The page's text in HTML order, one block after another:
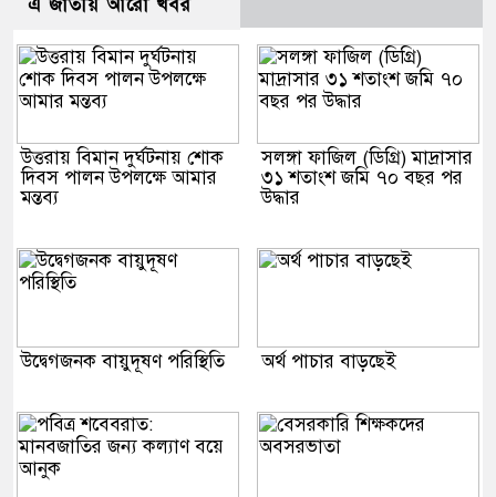
উত্তরায় বিমান দুর্ঘটনায় শোক
দিবস পালন উপলক্ষে আমার
মন্তব্য
সলঙ্গা ফাজিল (ডিগ্রি) মাদ্রাসার
৩১ শতাংশ জমি ৭০ বছর পর
উদ্ধার
উদ্বেগজনক বায়ুদূষণ পরিস্থিতি অর্থ পাচার বাড়ছেই